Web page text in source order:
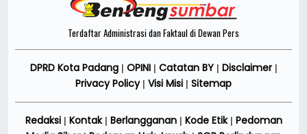
Terdaftar Administrasi dan Faktaul di Dewan Pers
DPRD Kota Padang| OPINI Catatan BY| Disclaimer|
Privacy Policy| Visi Misi Sitemap
Redaksi| Kontak| Berlangganan| Kode Etik| Pedoman